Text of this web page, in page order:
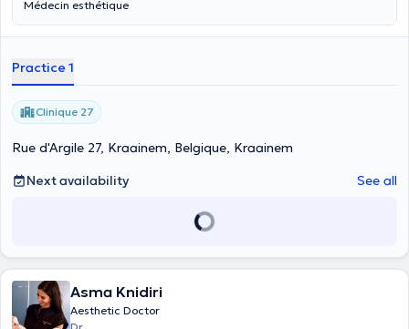
Médecin esthétique
Practice 1
Clinique 27
Rue d'Argile 27, Kraainem, Belgique, Kraainem
Next availability
See all
Asma Knidiri
Aesthetic Doctor